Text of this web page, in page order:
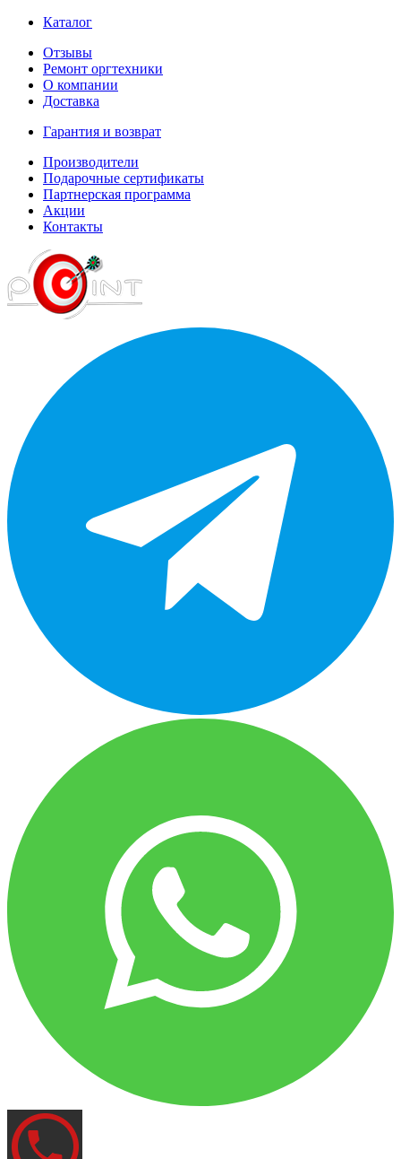
Каталог
Отзывы
Ремонт оргтехники
О компании
Доставка
Гарантия и возврат
Производители
Подарочные сертификаты
Партнерская программа
Акции
Контакты